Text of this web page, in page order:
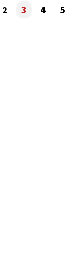
2 3 4 5